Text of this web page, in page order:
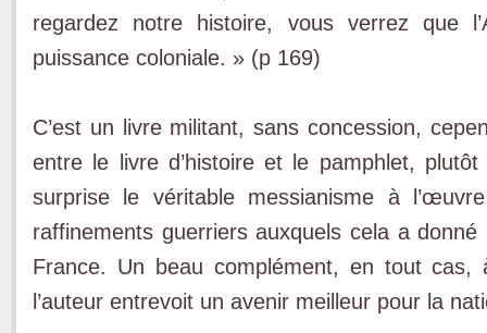
regardez notre histoire, vous verrez que
puissance coloniale. » (p 169)
C’est un livre militant, sans concession,
entre le livre d’histoire et le pamphlet,
surprise le véritable messianisme à
raffinements guerriers auxquels cela a
France. Un beau complément, en tout cas,
l’auteur entrevoit un avenir meilleur pour la